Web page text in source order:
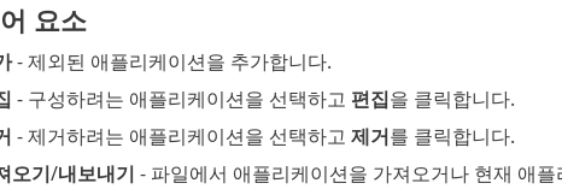
요소
- 제외된 애플리케이션을 추가합니다.
- 구성하려는 애플리케이션을 선택하고 편집을 클릭합니다.
- 제거하려는 애플리케이션을 선택하고 제거를 클릭합니다.
오기/내보내기 - 파일에서 애플리케이션을 가져오거나 현재 애